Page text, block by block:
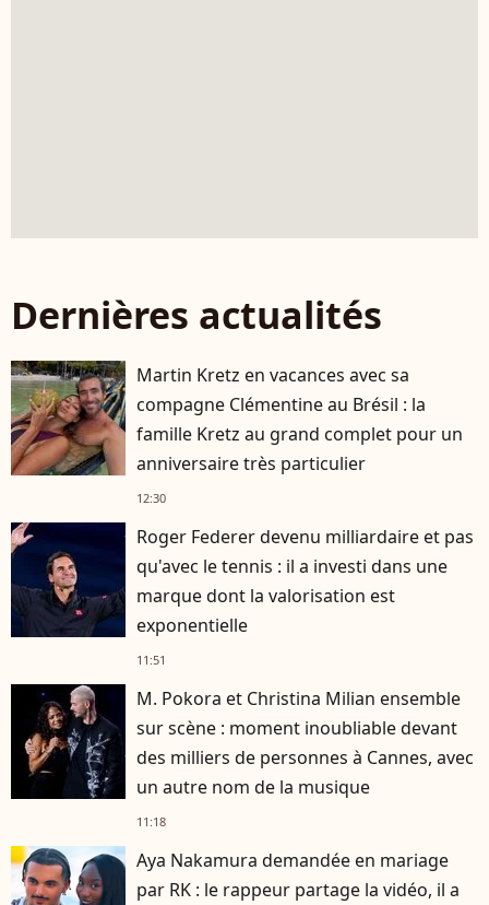
Dernières actualités
Martin Kretz en vacances avec sa
compagne Clémentine au Brésil : la
famille Kretz au grand complet pour un
anniversaire très particulier
12:30
Roger Federer devenu milliardaire et pas
qu'avec le tennis : il a investi dans une
marque dont la valorisation est
exponentielle
11:51
M. Pokora et Christina Milian ensemble
sur scène : moment inoubliable devant
des milliers de personnes à Cannes, avec
un autre nom de la musique
11:18
Aya Nakamura demandée en mariage
par RK : le rappeur partage la vidéo, il a